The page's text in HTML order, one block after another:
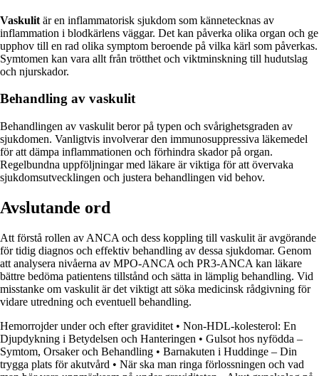
Vaskulit är en inflammatorisk sjukdom som kännetecknas av
inflammation i blodkärlens väggar. Det kan påverka olika organ och ge
upphov till en rad olika symptom beroende på vilka kärl som påverkas.
Symtomen kan vara allt från trötthet och viktminskning till hudutslag
och njurskador.
Behandling av vaskulit
Behandlingen av vaskulit beror på typen och svårighetsgraden av
sjukdomen. Vanligtvis involverar den immunosuppressiva läkemedel
för att dämpa inflammationen och förhindra skador på organ.
Regelbundna uppföljningar med läkare är viktiga för att övervaka
sjukdomsutvecklingen och justera behandlingen vid behov.
Avslutande ord
Att förstå rollen av ANCA och dess koppling till vaskulit är avgörande
för tidig diagnos och effektiv behandling av dessa sjukdomar. Genom
att analysera nivåerna av MPO-ANCA och PR3-ANCA kan läkare
bättre bedöma patientens tillstånd och sätta in lämplig behandling. Vid
misstanke om vaskulit är det viktigt att söka medicinsk rådgivning för
vidare utredning och eventuell behandling.
Hemorrojder under och efter graviditet • Non-HDL-kolesterol: En
Djupdykning i Betydelsen och Hanteringen • Gulsot hos nyfödda –
Symtom, Orsaker och Behandling • Barnakuten i Huddinge – Din
trygga plats för akutvård • När ska man ringa förlossningen och vad